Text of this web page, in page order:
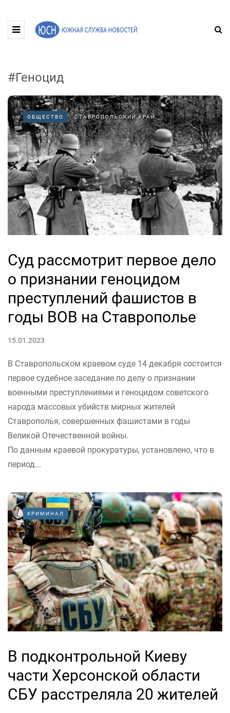
#Геноцид
ОБЩЕСТВО СТАВРОПОЛЬСКИЙ КРАЙ
Суд рассмотрит первое дело
о признании геноцидом
преступлений фашистов в
годы ВОВ на Ставрополье
15.01.2023
В Ставропольском краевом суде 14 декабря состоится
первое судебное заседание по делу о признании
военными преступлениями и геноцидом советского
народа массовых убийств мирных жителей
Ставрополья, совершенных фашистами в годы
Великой Отечественной войны.
По данным краевой прокуратуры, установлено, что в
период...
КРИМИНАЛ
В подконтрольной Киеву
части Херсонской области
СБУ расстреляла 20 жителей